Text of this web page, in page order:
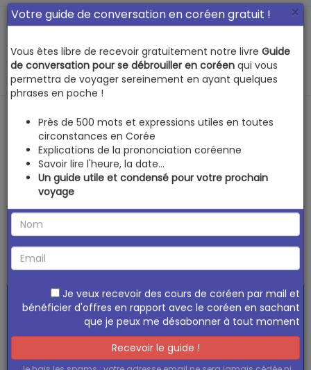
MENU
입히다 -
Bescherelle du
coréen
› Revenir à la liste des discussions
mini
il y a 3 ans
×
Votre guide de conversation en coréen gratuit !
Vous êtes libre de recevoir gratuitement notre livre Guide
de conversation pour se débrouiller en coréen qui vous
permettra de voyager sereinement en ayant quelques
phrases en poche !
Près de 500 mots et expressions utiles en toutes
circonstances en Corée
Explications de la prononciation coréenne
Savoir lire l'heure, la date...
Un guide utile et condensé pour votre prochain
voyage
Je veux recevoir des cours de coréen par mail et
bénéficier d'offres en rapport avec le coréen en sachant
que je peux me désabonner à tout moment
Recevoir le guide !